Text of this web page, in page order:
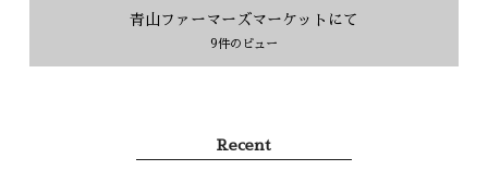
青山ファーマーズマーケットにて
9件のビュー
Recent